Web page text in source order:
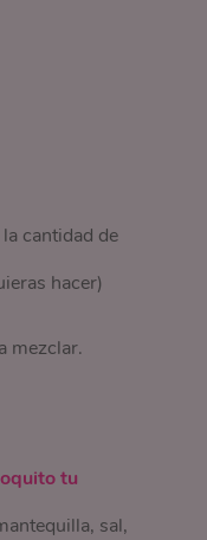
cantidad de
hacer)
mezclar.
tu
sal,